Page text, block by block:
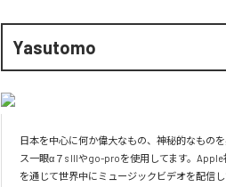
Yasutomo
日本を中心に何か偉大なもの、神秘的なもの
ス一眼α７s IIIやgo-proを使用してます。
を通じて世界中にミュージックビデオを配信